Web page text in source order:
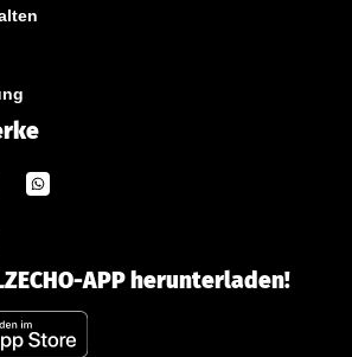
APP herunterladen!